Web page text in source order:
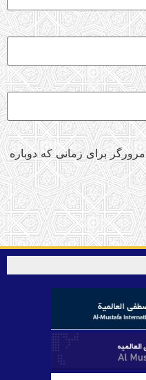
برای زمانی که دوباره